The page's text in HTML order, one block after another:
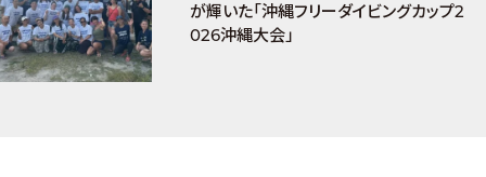
が輝いた「沖縄フリーダイビングカップ2
026沖縄大会」